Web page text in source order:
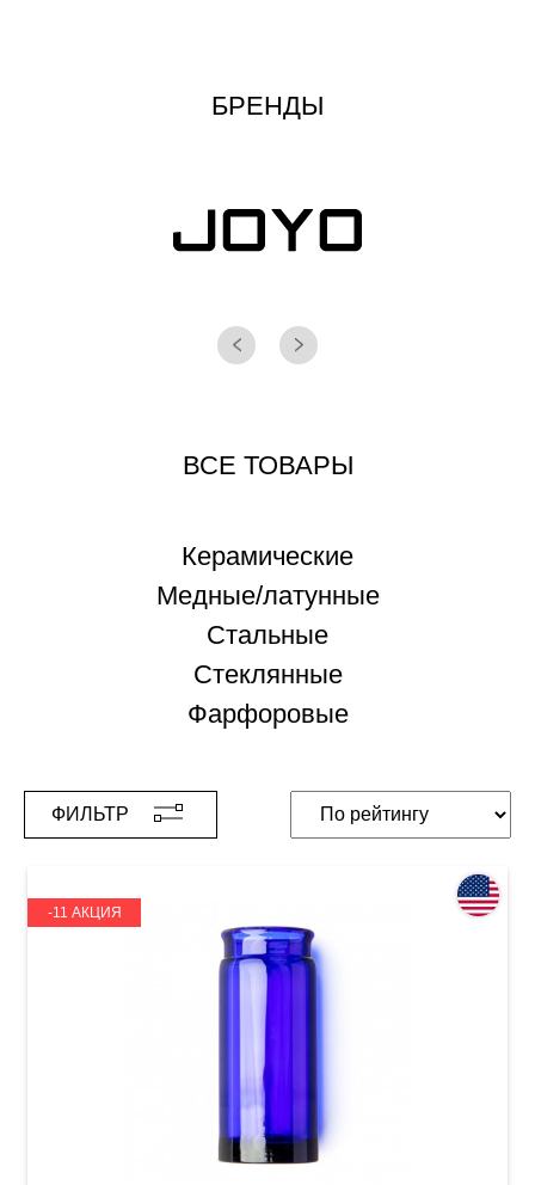
БРЕНДЫ
ВСЕ ТОВАРЫ
Керамические
Медные/латунные
Стальные
Стеклянные
Фарфоровые
ФИЛЬТР
-11 АКЦИЯ